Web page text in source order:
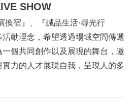
SHOW
換宿』、『誠品生活·尋光行
動理念，希望透過場域空間傳遞
個共同創作以及展現的舞台，邀
力的人才展現自我，呈現人的多